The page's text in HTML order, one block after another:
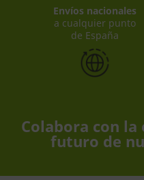
Envíos nacionales
a cualquier punto
de España
Colabora con
futuro de